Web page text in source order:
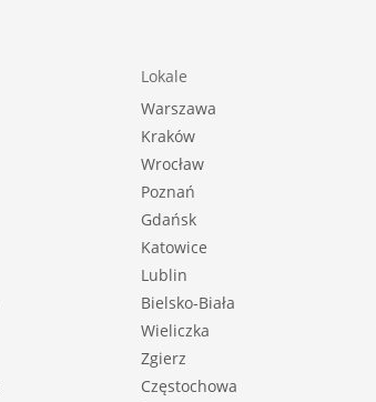
Lokale
Warszawa
Kraków
Wrocław
Poznań
Gdańsk
Katowice
Lublin
Bielsko-Biała
Wieliczka
Zgierz
Częstochowa